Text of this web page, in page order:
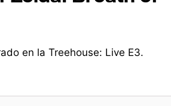
en la Treehouse: Live E3.